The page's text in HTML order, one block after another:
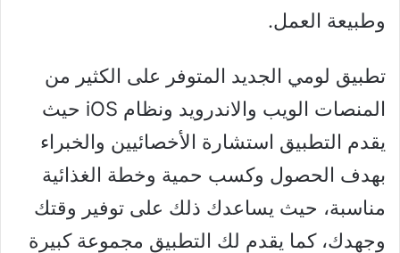
وطبيعة العمل.
تطبيق لومي الجديد المتوفر على الكثير من
المنصات الويب والاندرويد ونظام iOS حيث
يقدم التطبيق استشارة الأخصائيين والخبراء
بهدف الحصول وكسب حمية وخطة الغذائية
مناسبة، حيث يساعدك ذلك على توفير وقتك
وجهدك، كما يقدم لك التطبيق مجموعة كبيرة